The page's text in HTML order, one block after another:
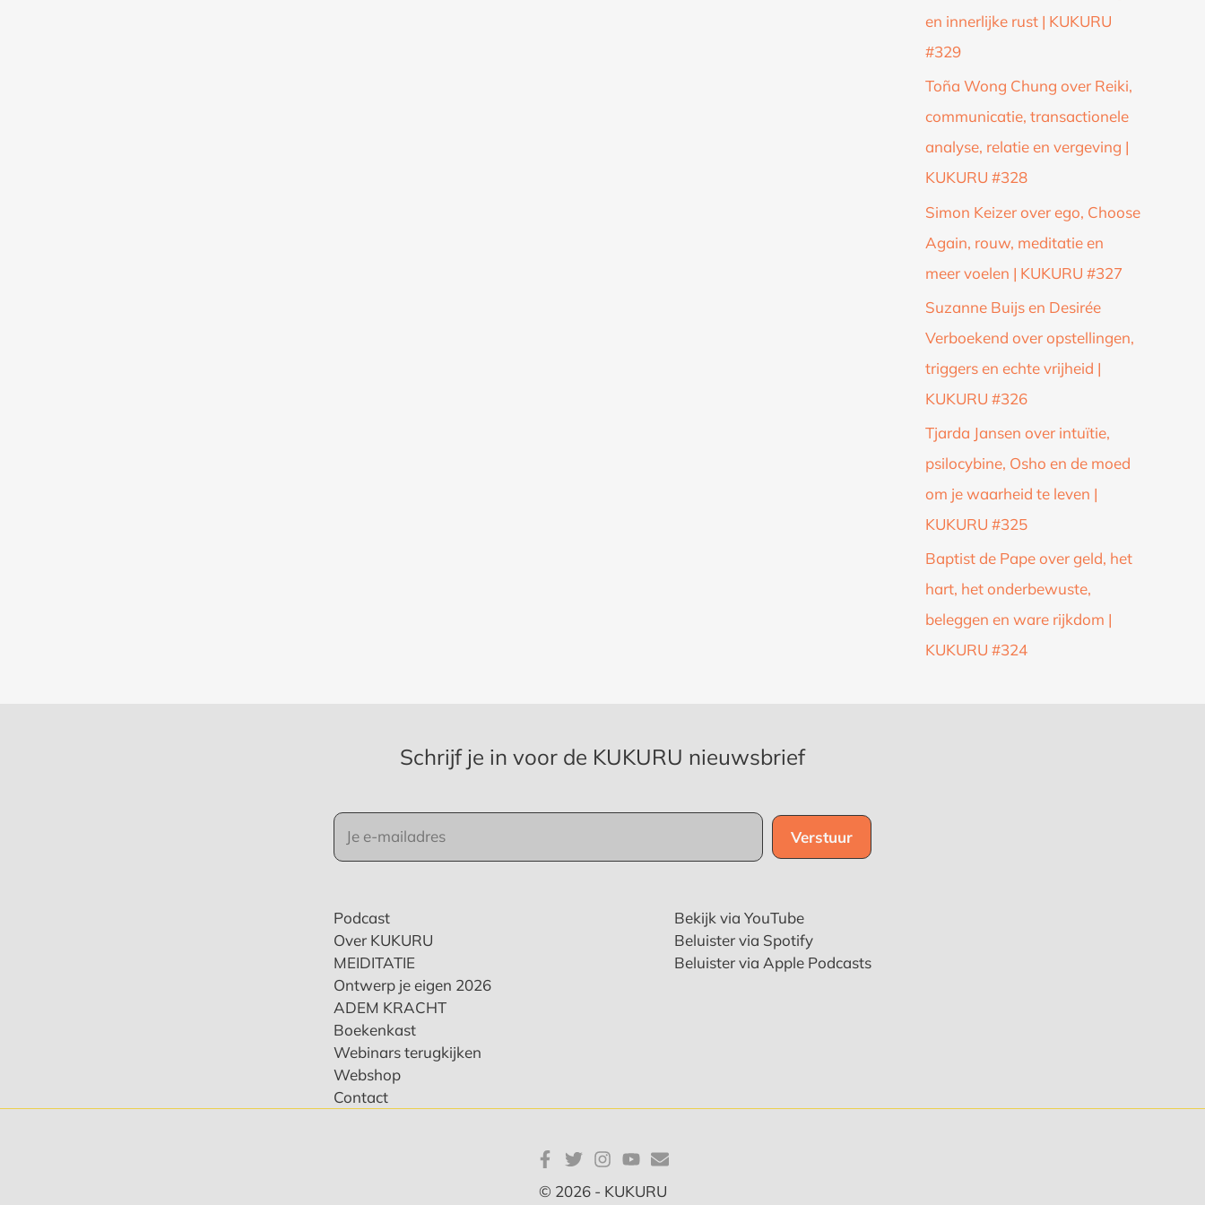
en innerlijke rust | KUKURU
#329
Toña Wong Chung over Reiki,
communicatie, transactionele
analyse, relatie en vergeving |
KUKURU #328
Simon Keizer over ego, Choose
Again, rouw, meditatie en
meer voelen | KUKURU #327
Suzanne Buijs en Desirée
Verboekend over opstellingen,
triggers en echte vrijheid |
KUKURU #326
Tjarda Jansen over intuïtie,
psilocybine, Osho en de moed
om je waarheid te leven |
KUKURU #325
Baptist de Pape over geld, het
hart, het onderbewuste,
beleggen en ware rijkdom |
KUKURU #324
Podcast
Over KUKURU
MEIDITATIE
Ontwerp je eigen 2026
ADEM KRACHT
Boekenkast
Webinars terugkijken
Webshop
Contact
Bekijk via YouTube
Beluister via Spotify
Beluister via Apple Podcasts
Schrijf je in voor de KUKURU nieuwsbrief
© 2026 - KUKURU